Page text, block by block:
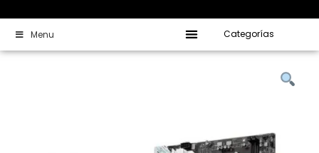
Menu Categorías